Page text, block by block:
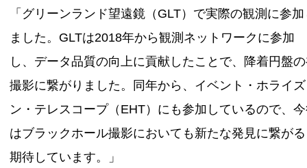
「グリーンランド望遠鏡（GLT）で実際の観測に参
ました。GLTは2018年から観測ネットワークに参加
し、データ品質の向上に貢献したことで、降着円盤
撮影に繋がりました。同年から、イベント・ホライズ
ン・テレスコープ（EHT）にも参加しているので、
はブラックホール撮影においても新たな発見に繋が
期待しています。」